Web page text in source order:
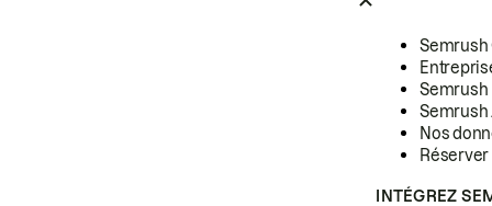
Semrush
Semrush
Semrush
Nos
INTÉGREZ